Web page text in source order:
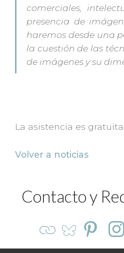
comerciales,
presencia de
haremos desde una
la cuestión de las
de imágenes y su
La asistencia es
Volver a noticias
Contacto y